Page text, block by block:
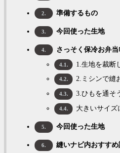
2. 準備するもの
3. 今回使った生地
4. さっそく保冷お弁
4.1. 1.生地を裁断
4.2. 2.ミシンで縫
4.3. 3.ひもを通そ
4.4. 大きいサイズ
5. 今回使った生地
6. 縫いナビ内おすすめ